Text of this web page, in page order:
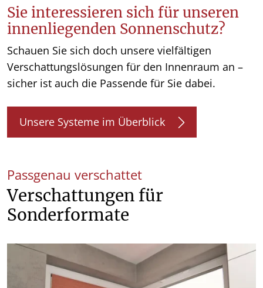
Sie interessieren sich für unseren
innenliegenden Sonnenschutz?
Schauen Sie sich doch unsere vielfältigen
Verschattungslösungen für den Innenraum an –
sicher ist auch die Passende für Sie dabei.
Unsere Systeme im Überblick
Passgenau verschattet
Verschattungen für
Sonderformate